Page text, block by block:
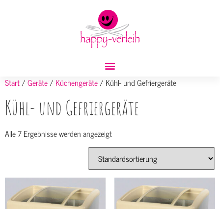
Start/Geräte/ Küchengeräte/ Kühl- und Gefriergeräte
Kühl- und Gefriergeräte
Alle 7 Ergebnisse werden angezeigt